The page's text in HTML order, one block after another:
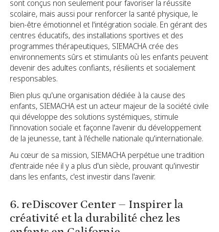
sont conçus non seulement pour favoriser la réussite
scolaire, mais aussi pour renforcer la santé physique, le
bien-être émotionnel et l'intégration sociale. En gérant des
centres éducatifs, des installations sportives et des
programmes thérapeutiques, SIEMACHA crée des
environnements sûrs et stimulants où les enfants peuvent
devenir des adultes confiants, résilients et socialement
responsables.
Bien plus qu'une organisation dédiée à la cause des
enfants, SIEMACHA est un acteur majeur de la société civile
qui développe des solutions systémiques, stimule
l'innovation sociale et façonne l'avenir du développement
de la jeunesse, tant à l'échelle nationale qu'internationale.
Au cœur de sa mission, SIEMACHA perpétue une tradition
d'entraide née il y a plus d'un siècle, prouvant qu'investir
dans les enfants, c'est investir dans l'avenir.
6. reDiscover Center – Inspirer la
créativité et la durabilité chez les